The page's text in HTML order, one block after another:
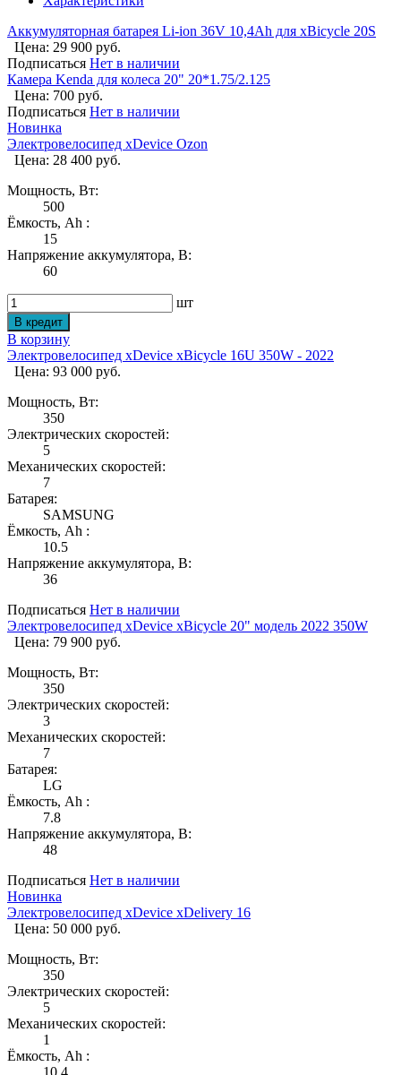
Аккумуляторная батарея Li-ion 36V 10,4Ah для xBicycle 20S
Цена: 29 900 руб.
Подписаться Нет в наличии
Камера Kenda для колеса 20" 20*1.75/2.125
Цена: 700 руб.
Подписаться Нет в наличии
Новинка
Электровелосипед xDevice Ozon
Цена: 28 400 руб.
Мощность, Вт:
500
Ёмкость, Ah :
15
Напряжение аккумулятора, В:
60
шт
В корзину
Электровелосипед xDevice xBicycle 16U 350W - 2022
Цена: 93 000 руб.
Мощность, Вт:
350
Электрических скоростей:
5
Механических скоростей:
7
Батарея:
SAMSUNG
Ёмкость, Ah :
10.5
Напряжение аккумулятора, В:
36
Подписаться Нет в наличии
Электровелосипед xDevice xBicycle 20" модель 2022 350W
Цена: 79 900 руб.
Мощность, Вт:
350
Электрических скоростей:
3
Механических скоростей:
7
Батарея:
LG
Ёмкость, Ah :
7.8
Напряжение аккумулятора, В:
48
Подписаться Нет в наличии
Новинка
Электровелосипед xDevice xDelivery 16
Цена: 50 000 руб.
Мощность, Вт:
350
Электрических скоростей:
5
Механических скоростей:
1
Ёмкость, Ah :
10,4